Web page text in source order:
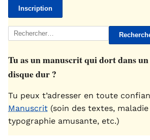
Rechercher :
Tu as un manuscrit qui dort dans
disque dur ?
Tu peux t’adresser en toute
Manuscrit (soin des textes,
typographie amusante, etc.)